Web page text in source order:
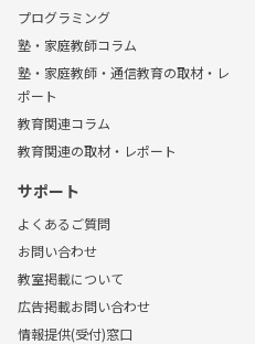
プログラミング
塾・家庭教師コラム
塾・家庭教師・通信教育の取材・レ
ポート
教育関連コラム
教育関連の取材・レポート
サポート
よくあるご質問
お問い合わせ
教室掲載について
広告掲載お問い合わせ
情報提供(受付)窓口